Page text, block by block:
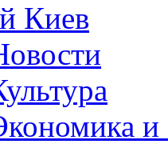
Киев
и